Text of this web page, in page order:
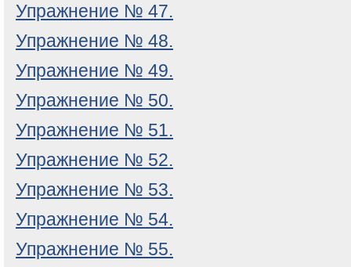
Упражнение № 47.
Упражнение № 48.
Упражнение № 49.
Упражнение № 50.
Упражнение № 51.
Упражнение № 52.
Упражнение № 53.
Упражнение № 54.
Упражнение № 55.